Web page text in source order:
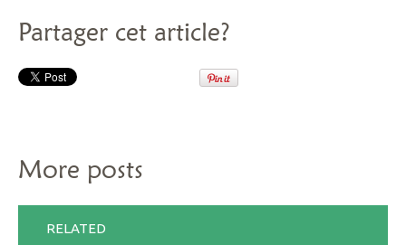
Partager cet article?
More posts
RELATED